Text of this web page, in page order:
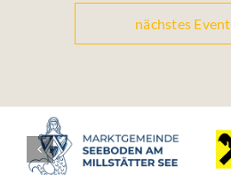
nächstes Event